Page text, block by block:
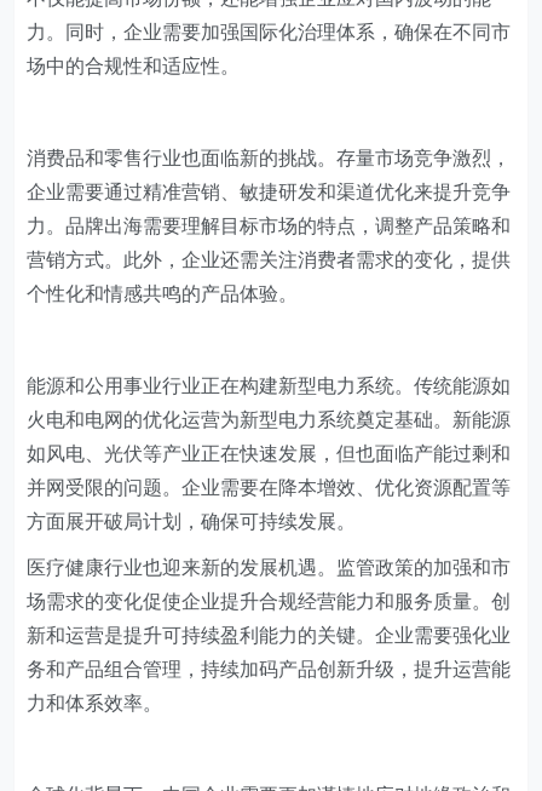
力。同时，企业需要加强国际化治理体系，确保在不同市
场中的合规性和适应性。
消费品和零售行业也面临新的挑战。存量市场竞争激烈，
企业需要通过精准营销、敏捷研发和渠道优化来提升竞争
力。品牌出海需要理解目标市场的特点，调整产品策略和
营销方式。此外，企业还需关注消费者需求的变化，提供
个性化和情感共鸣的产品体验。
能源和公用事业行业正在构建新型电力系统。传统能源如
火电和电网的优化运营为新型电力系统奠定基础。新能源
如风电、光伏等产业正在快速发展，但也面临产能过剩和
并网受限的问题。企业需要在降本增效、优化资源配置等
方面展开破局计划，确保可持续发展。
医疗健康行业也迎来新的发展机遇。监管政策的加强和市
场需求的变化促使企业提升合规经营能力和服务质量。创
新和运营是提升可持续盈利能力的关键。企业需要强化业
务和产品组合管理，持续加码产品创新升级，提升运营能
力和体系效率。